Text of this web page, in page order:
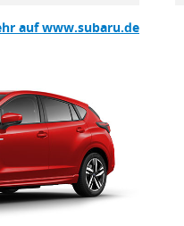
auf www.subaru.de